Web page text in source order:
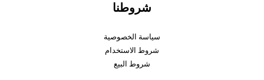
شروطنا
سياسة الخصوصية
شروط الاستخدام
شروط البيع